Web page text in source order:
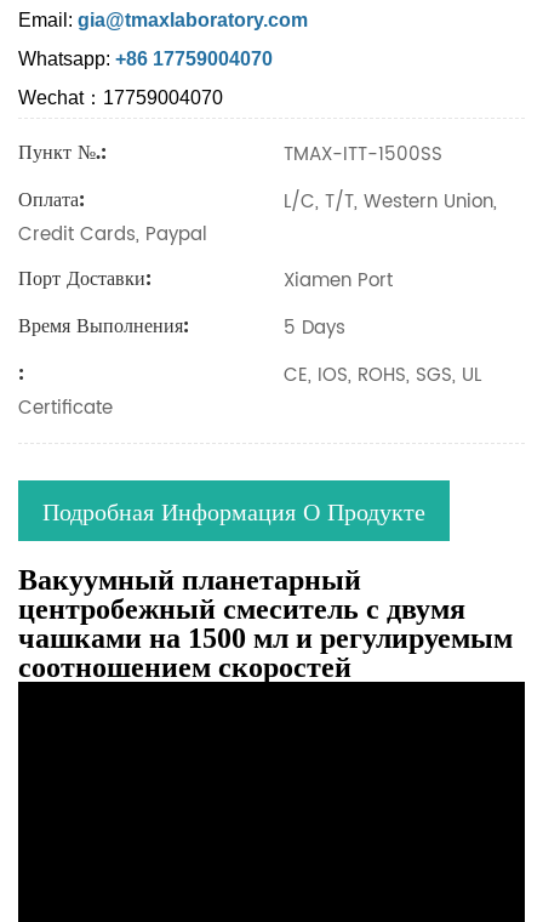
Email: gia@tmaxlaboratory.com
Whatsapp: +86 17759004070
Wechat：17759004070
Пункт №.: TMAX-ITT-1500SS
Оплата:
L/C, T/T, Western Union,
Credit Cards, Paypal
Порт Доставки: Xiamen Port
Время Выполнения: 5 Days
:
CE, IOS, ROHS, SGS, UL
Certificate
Подробная Информация О Продукте
Вакуумный планетарный
центробежный смеситель с двумя
чашками на 1500 мл и регулируемым
соотношением скоростей